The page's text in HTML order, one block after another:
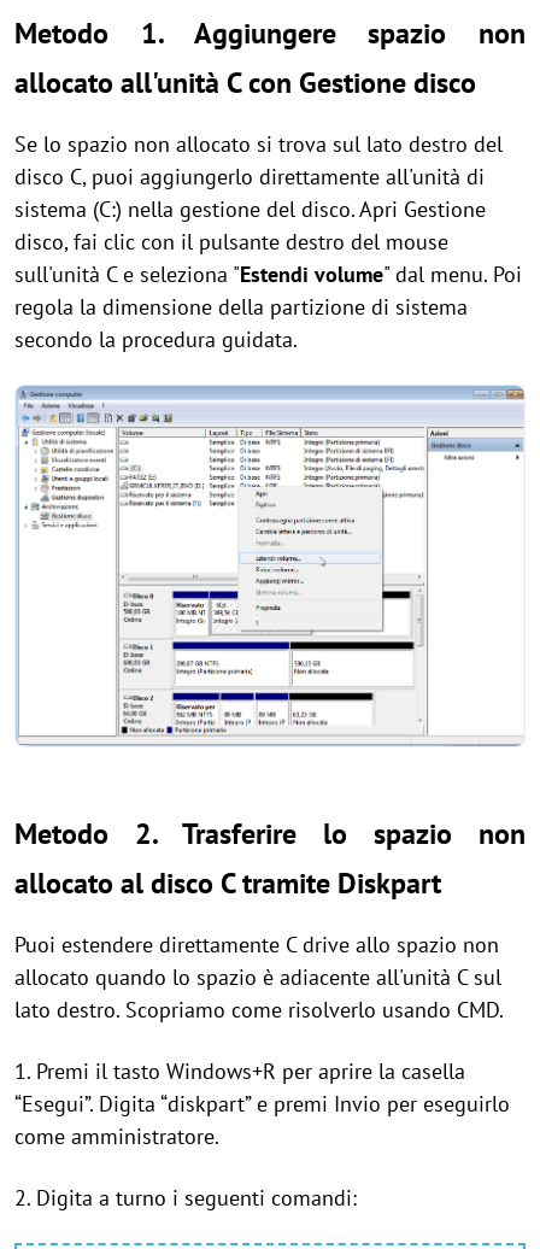
Metodo 1. Aggiungere spazio non
allocato all'unità C con Gestione disco
Se lo spazio non allocato si trova sul lato destro del
disco C, puoi aggiungerlo direttamente all'unità di
sistema (C:) nella gestione del disco. Apri Gestione
disco, fai clic con il pulsante destro del mouse
sull'unità C e seleziona "Estendi volume" dal menu. Poi
regola la dimensione della partizione di sistema
secondo la procedura guidata.
Metodo 2. Trasferire lo spazio non
allocato al disco C tramite Diskpart
Puoi estendere direttamente C drive allo spazio non
allocato quando lo spazio è adiacente all'unità C sul
lato destro. Scopriamo come risolverlo usando CMD.
1. Premi il tasto Windows+R per aprire la casella
“Esegui”. Digita “diskpart” e premi Invio per eseguirlo
come amministratore.
2. Digita a turno i seguenti comandi: